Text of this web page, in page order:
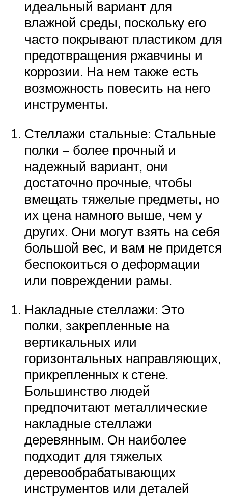
идеальный вариант для
влажной среды, поскольку его
часто покрывают пластиком для
предотвращения ржавчины и
коррозии. На нем также есть
возможность повесить на него
инструменты.
Стеллажи стальные: Стальные
полки – более прочный и
надежный вариант, они
достаточно прочные, чтобы
вмещать тяжелые предметы, но
их цена намного выше, чем у
других. Они могут взять на себя
большой вес, и вам не придется
беспокоиться о деформации
или повреждении рамы.
Накладные стеллажи: Это
полки, закрепленные на
вертикальных или
горизонтальных направляющих,
прикрепленных к стене.
Большинство людей
предпочитают металлические
накладные стеллажи
деревянным. Он наиболее
подходит для тяжелых
деревообрабатывающих
инструментов или деталей